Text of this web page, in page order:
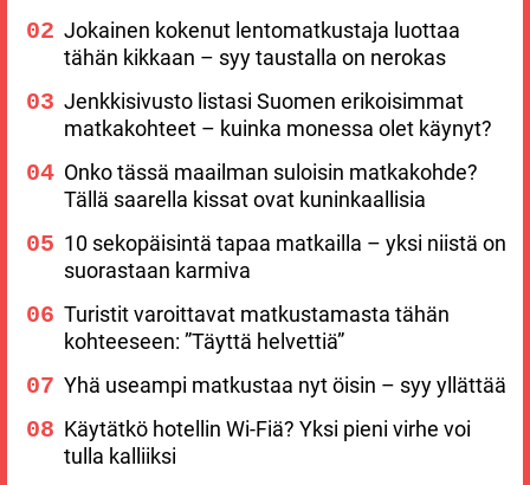
Jokainen kokenut lentomatkustaja luottaa
tähän kikkaan – syy taustalla on nerokas
Jenkkisivusto listasi Suomen erikoisimmat
matkakohteet – kuinka monessa olet käynyt?
Onko tässä maailman suloisin matkakohde?
Tällä saarella kissat ovat kuninkaallisia
10 sekopäisintä tapaa matkailla – yksi niistä on
suorastaan karmiva
Turistit varoittavat matkustamasta tähän
kohteeseen: ”Täyttä helvettiä”
Yhä useampi matkustaa nyt öisin – syy yllättää
Käytätkö hotellin Wi-Fiä? Yksi pieni virhe voi
tulla kalliiksi